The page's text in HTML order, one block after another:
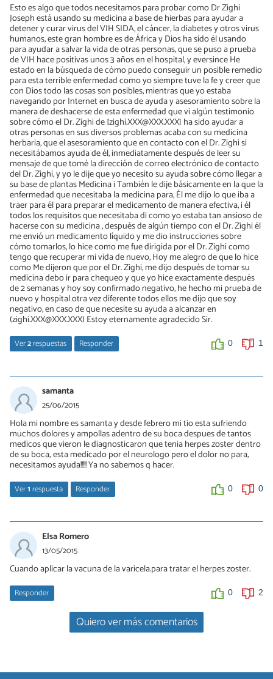
Esto es algo que todos necesitamos para probar como Dr Zighi
Joseph está usando su medicina a base de hierbas para ayudar a
detener y curar virus del VIH SIDA, el cáncer, la diabetes y otros virus
humanos, este gran hombre es de África y Dios ha sido él usando
para ayudar a salvar la vida de otras personas, que se puso a prueba
de VIH hace positivas unos 3 años en el hospital, y eversince He
estado en la búsqueda de cómo puedo conseguir un posible remedio
para esta terrible enfermedad como yo siempre tuve la fe y creer que
con Dios todo las cosas son posibles, mientras que yo estaba
navegando por Internet en busca de ayuda y asesoramiento sobre la
manera de deshacerse de esta enfermedad que vi algún testimonio
sobre cómo el Dr. Zighi de {zighi.XXX@XXX.XXX} ha sido ayudar a
otras personas en sus diversos problemas acaba con su medicina
herbaria, que el asesoramiento que en contacto con el Dr. Zighi si
necesitábamos ayuda de él, inmediatamente después de leer su
mensaje de que tomé la dirección de correo electrónico de contacto
del Dr. Zighi, y yo le dije que yo necesito su ayuda sobre cómo llegar a
su base de plantas Medicina i También le dije básicamente en la que la
enfermedad que necesitaba la medicina para, Él me dijo lo que iba a
traer para él para preparar el medicamento de manera efectiva, i él
todos los requisitos que necesitaba di como yo estaba tan ansioso de
hacerse con su medicina , después de algún tiempo con el Dr. Zighi él
me envió un medicamento líquido y me dio instrucciones sobre
cómo tomarlos, lo hice como me fue dirigida por el Dr. Zighi como
tengo que recuperar mi vida de nuevo, Hoy me alegro de que lo hice
como Me dijeron que por el Dr. Zighi, me dijo después de tomar su
medicina debo ir para chequeo y que yo hice exactamente después
de 2 semanas y hoy soy confirmado negativo, he hecho mi prueba de
nuevo y hospital otra vez diferente todos ellos me dijo que soy
negativo, en caso de que necesite su ayuda a alcanzar en
(zighi.XXX@XXX.XXX) Estoy eternamente agradecido Sir.
Ver2respuestas Responder 0 1
21/12/2016
Hola!.a donde puedo ver al doctor zighi? por favor me envias
algun contacto
0
Pepe Pótamo
22/10/2017
samanta
25/06/2015
Hola mi nombre es samanta y desde febrero mi tio esta sufriendo
muchos dolores y ampollas adentro de su boca despues de tantos
medicos que vieron le diagnosticaron que tenia herpes zoster dentro
de su boca; esta medicado por el neurologo pero el dolor no para;
necesitamos ayuda!!!!! Ya no sabemos q hacer.
Ver1respuesta Responder 0 0
01/04/2016
Hola Samanta, yo estuve internado 22 días con ataque terrible del
herpes de zoster, me trataron con Aciclovir inyectable y
analgésicos endovenosos, podrías usar algo de corticoides
Elsa Romero
13/05/2015
Cuando aplicar la vacuna de la varicela.para tratar el herpes zoster.
Responder 0 2
Quiero ver más comentarios